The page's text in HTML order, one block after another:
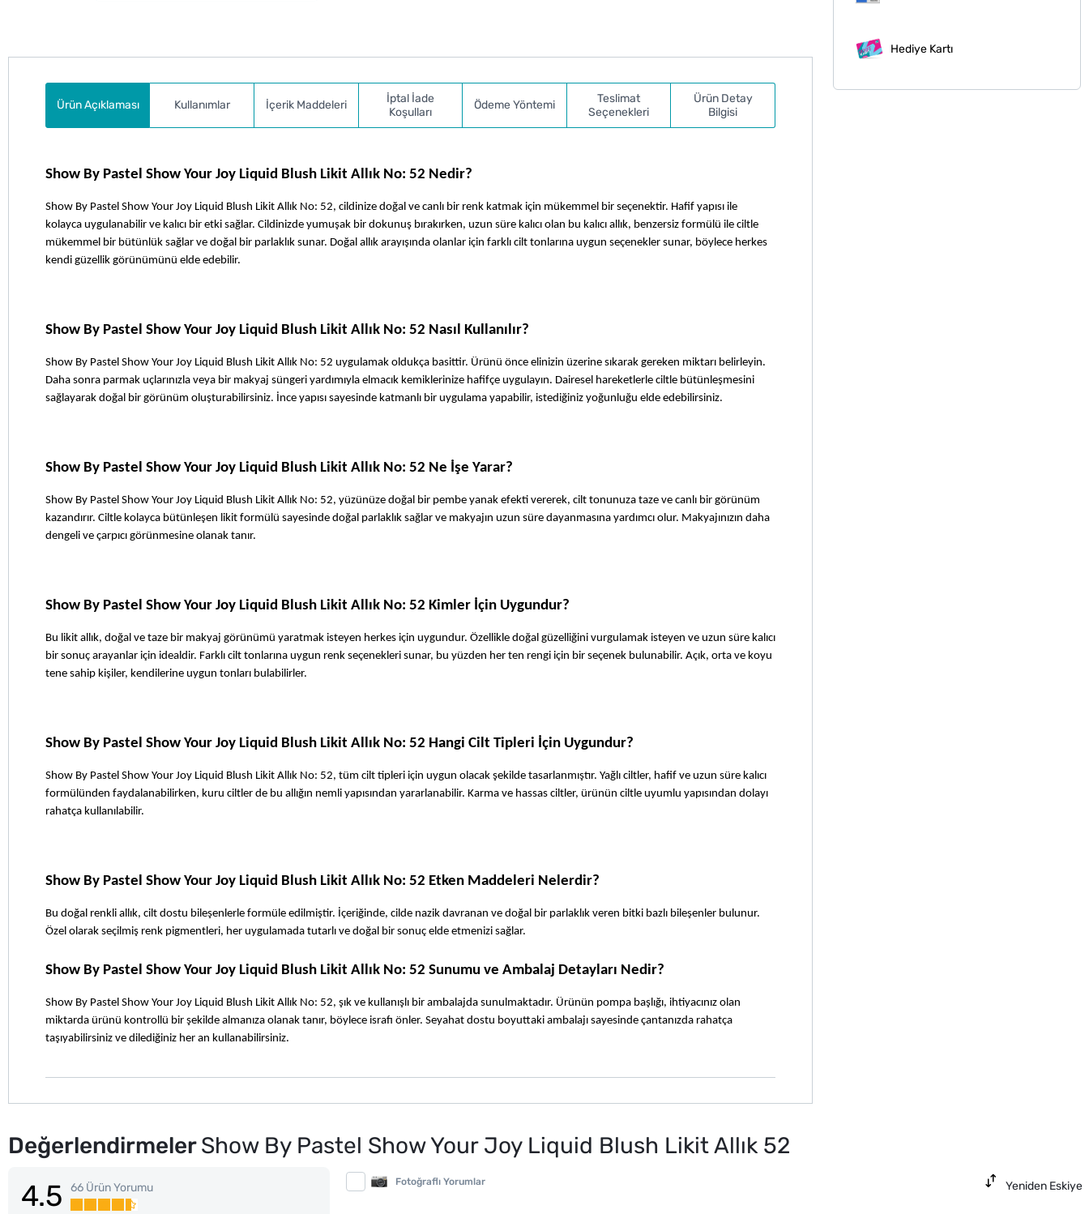
Hediye Kartı
Ürün Açıklaması Kullanımlar İçerik Maddeleri
İptal İade
Koşulları
Ödeme Yöntemi
Teslimat
Seçenekleri
Ürün Detay
Bilgisi
Show By Pastel Show Your Joy Liquid Blush Likit Allık No: 52 Nedir?
Show By Pastel Show Your Joy Liquid Blush Likit Allık No: 52, cildinize doğal ve canlı bir renk katmak için mükemmel bir seçenektir. Hafif yapısı ile
kolayca uygulanabilir ve kalıcı bir etki sağlar. Cildinizde yumuşak bir dokunuş bırakırken, uzun süre kalıcı olan bu kalıcı allık, benzersiz formülü ile ciltle
mükemmel bir bütünlük sağlar ve doğal bir parlaklık sunar. Doğal allık arayışında olanlar için farklı cilt tonlarına uygun seçenekler sunar, böylece herkes
kendi güzellik görünümünü elde edebilir.
Show By Pastel Show Your Joy Liquid Blush Likit Allık No: 52 Nasıl Kullanılır?
Show By Pastel Show Your Joy Liquid Blush Likit Allık No: 52 uygulamak oldukça basittir. Ürünü önce elinizin üzerine sıkarak gereken miktarı belirleyin.
Daha sonra parmak uçlarınızla veya bir makyaj süngeri yardımıyla elmacık kemiklerinize hafifçe uygulayın. Dairesel hareketlerle ciltle bütünleşmesini
sağlayarak doğal bir görünüm oluşturabilirsiniz. İnce yapısı sayesinde katmanlı bir uygulama yapabilir, istediğiniz yoğunluğu elde edebilirsiniz.
Show By Pastel Show Your Joy Liquid Blush Likit Allık No: 52 Ne İşe Yarar?
Show By Pastel Show Your Joy Liquid Blush Likit Allık No: 52, yüzünüze doğal bir pembe yanak efekti vererek, cilt tonunuza taze ve canlı bir görünüm
kazandırır. Ciltle kolayca bütünleşen likit formülü sayesinde doğal parlaklık sağlar ve makyajın uzun süre dayanmasına yardımcı olur. Makyajınızın daha
dengeli ve çarpıcı görünmesine olanak tanır.
Show By Pastel Show Your Joy Liquid Blush Likit Allık No: 52 Kimler İçin Uygundur?
Bu likit allık, doğal ve taze bir makyaj görünümü yaratmak isteyen herkes için uygundur. Özellikle doğal güzelliğini vurgulamak isteyen ve uzun süre kalıcı
bir sonuç arayanlar için idealdir. Farklı cilt tonlarına uygun renk seçenekleri sunar, bu yüzden her ten rengi için bir seçenek bulunabilir. Açık, orta ve koyu
tene sahip kişiler, kendilerine uygun tonları bulabilirler.
Show By Pastel Show Your Joy Liquid Blush Likit Allık No: 52 Hangi Cilt Tipleri İçin Uygundur?
Show By Pastel Show Your Joy Liquid Blush Likit Allık No: 52, tüm cilt tipleri için uygun olacak şekilde tasarlanmıştır. Yağlı ciltler, hafif ve uzun süre kalıcı
formülünden faydalanabilirken, kuru ciltler de bu allığın nemli yapısından yararlanabilir. Karma ve hassas ciltler, ürünün ciltle uyumlu yapısından dolayı
rahatça kullanılabilir.
Show By Pastel Show Your Joy Liquid Blush Likit Allık No: 52 Etken Maddeleri Nelerdir?
Bu doğal renkli allık, cilt dostu bileşenlerle formüle edilmiştir. İçeriğinde, cilde nazik davranan ve doğal bir parlaklık veren bitki bazlı bileşenler bulunur.
Özel olarak seçilmiş renk pigmentleri, her uygulamada tutarlı ve doğal bir sonuç elde etmenizi sağlar.
Show By Pastel Show Your Joy Liquid Blush Likit Allık No: 52 Sunumu ve Ambalaj Detayları Nedir?
Show By Pastel Show Your Joy Liquid Blush Likit Allık No: 52, şık ve kullanışlı bir ambalajda sunulmaktadır. Ürünün pompa başlığı, ihtiyacınız olan
miktarda ürünü kontrollü bir şekilde almanıza olanak tanır, böylece israfı önler. Seyahat dostu boyuttaki ambalajı sayesinde çantanızda rahatça
taşıyabilirsiniz ve dilediğiniz her an kullanabilirsiniz.
DeğerlendirmelerShow By Pastel Show Your Joy Liquid Blush Likit Allık 52
4.5 66 Ürün Yorumu Fotoğraflı Yorumlar Yeniden Eskiye